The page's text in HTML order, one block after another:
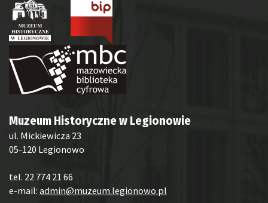
Muzeum Historyczne w Legionowie
ul. Mickiewicza 23
05-120 Legionowo
tel. 22 774 21 66
e-mail: admin@muzeum.legionowo.pl